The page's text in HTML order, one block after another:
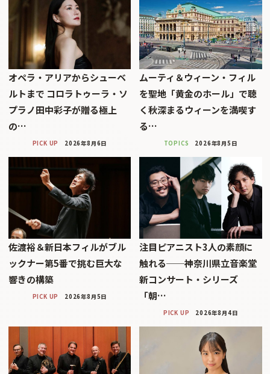
オペラ・アリアからシューベ
ルトまで コロラトゥーラ・ソ
プラノ田中彩子が贈る極上
の…
PICK UP 2026年8月6日
ムーティ＆ウィーン・フィル
を聖地「黄金のホール」で聴
く秋深まるウィーンを満喫す
る…
TOPICS 2026年8月5日
佐渡裕＆新日本フィルがブル
ックナー第5番で挑む巨大な
響きの構築
PICK UP 2026年8月5日
注目ピアニスト3人の素顔に
触れる──神奈川県立音楽堂
新コンサート・シリーズ
「朝…
PICK UP 2026年8月4日